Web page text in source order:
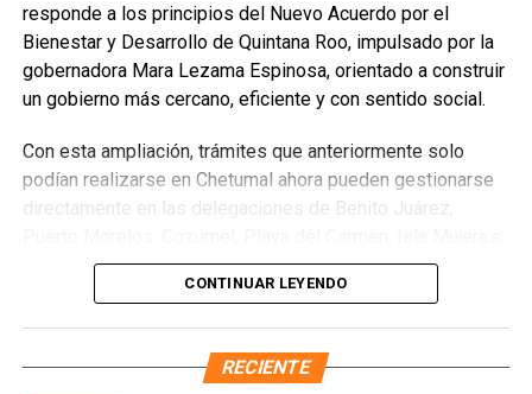
Unirme al canal de WhatsApp
responde a los principios del Nuevo Acuerdo por el
Bienestar y Desarrollo de Quintana Roo, impulsado por la
gobernadora Mara Lezama Espinosa, orientado a construir
un gobierno más cercano, eficiente y con sentido social.
Con esta ampliación, trámites que anteriormente solo
podían realizarse en Chetumal ahora pueden gestionarse
directamente en las delegaciones de Benito Juárez,
Tulum y Felipe Carrillo Puerto, así como en las
subdelegaciones de Lázaro Cárdenas y José María
jurisdicción de cada oficina. Entre los procedimientos
disponibles se encuentranCesión de derechos
CONTINUAR LEYENDO
RECIENTE